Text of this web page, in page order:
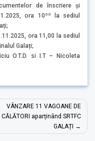
de înscriere și
ora 10ºº la sediul
ora 11,00 la sediul
Galați;
O.T.D. si I.T – Nicoleta
VÂNZARE 11 VAGOANE DE
CĂLĂTORI aparținând SRTFC
GALAȚI